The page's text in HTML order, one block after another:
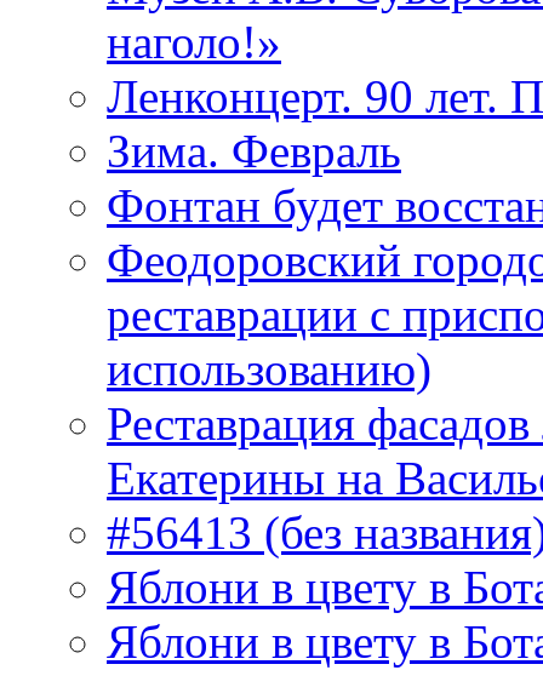
наголо!»
Ленконцерт. 90 лет.
Зима. Февраль
Фонтан будет
Феодоровский
реставрации с
использованию)
Реставрация
Екатерины на
#56413 (без
Яблони в цвету в
Яблони в цвету в